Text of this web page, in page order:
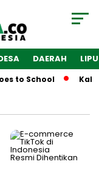
DAERAH
to School